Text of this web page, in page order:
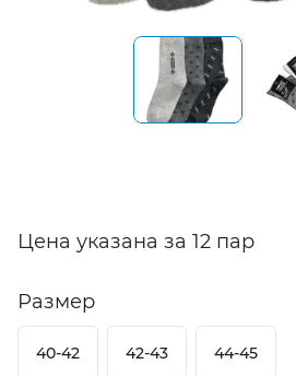
Цена указана за 12 пар
Размер
40-42 42-43 44-45